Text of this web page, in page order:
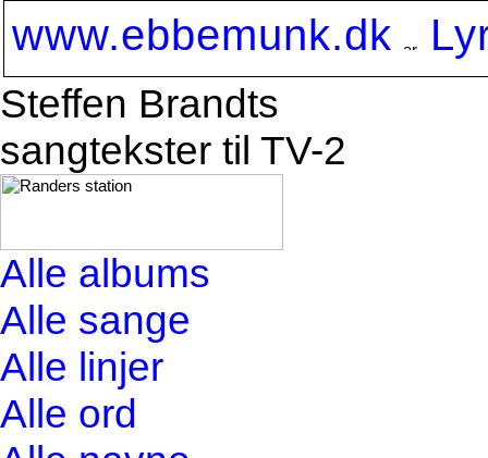
www.ebbemunk.dk
Steffen Brandts
sangtekster til TV-2
Alle albums
Alle sange
Alle linjer
Alle ord